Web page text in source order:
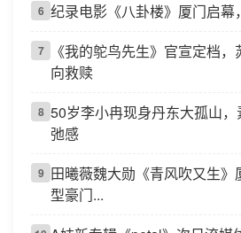
6 纪录电影《八卦楼》厦门启幕
7
《我的鸵鸟先生》官宣定档
向救赎
8 50岁李小冉现身丹东大孤山
弛感
9 田曦薇魏大勋《青风吹又生》
型豪门...